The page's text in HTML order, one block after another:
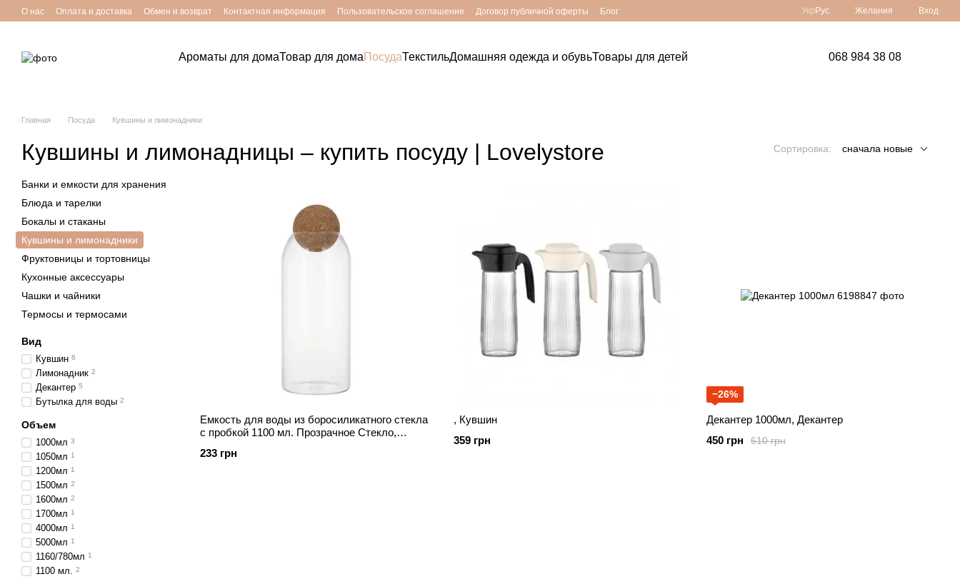
Перейти к основному контенту
О нас Оплата и доставка Обмен и возврат Контактная информация Пользовательское соглашение Договор публичной оферты Блог Укр Рус Желания Вход
Ароматы для домаТовар для дома ПосудаТекстильДомашняя одежда и обувьТовары для детей 068 984 38 08
Главная Посуда Кувшины и лимонадники
Кувшины и лимонадницы – купить посуду | Lovelystore Сортировка: сначала новые
Емкость для воды из боросиликатного стекла
с пробкой 1100 мл. Прозрачное Стекло,
233 грн
, Кувшин
359 грн
−26%
Декантер 1000мл, Декантер
610 грн
450 грн
Банки и емкости для хранения
Блюда и тарелки
Бокалы и стаканы
Кувшины и лимонадники
Фруктовницы и тортовницы
Кухонные аксессуары
Чашки и чайники
Термосы и термосами
Вид
Кувшин 6
Лимонадник 2
Декантер 5
Бутылка для воды 2
Объем
1000мл 3
1050мл 1
1200мл 1
1500мл 2
1600мл 2
1700мл 1
4000мл 1
5000мл 1
1160/780мл 1
1100 мл. 2